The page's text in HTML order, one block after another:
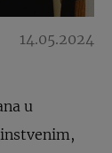
14.05.2024
u